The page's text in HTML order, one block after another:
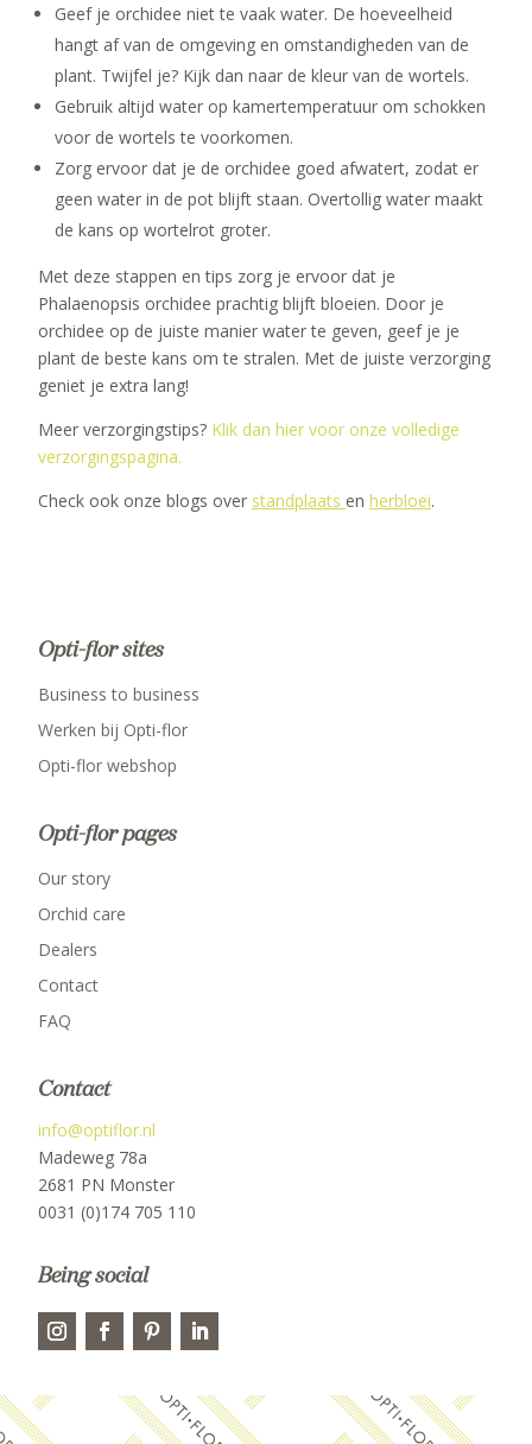
Geef je orchidee niet te vaak water. De hoeveelheid
hangt af van de omgeving en omstandigheden van de
plant. Twijfel je? Kijk dan naar de kleur van de wortels.
Gebruik altijd water op kamertemperatuur om schokken
voor de wortels te voorkomen.
Zorg ervoor dat je de orchidee goed afwatert, zodat er
geen water in de pot blijft staan. Overtollig water maakt
de kans op wortelrot groter.
Met deze stappen en tips zorg je ervoor dat je
Phalaenopsis orchidee prachtig blijft bloeien. Door je
orchidee op de juiste manier water te geven, geef je je
plant de beste kans om te stralen. Met de juiste verzorging
geniet je extra lang!
Meer verzorgingstips? Klik dan hier voor onze volledige
verzorgingspagina.
Check ook onze blogs over standplaats en herbloei.
Opti-flor sites
Business to business
Werken bij Opti-flor
Opti-flor webshop
Opti-flor pages
Our story
Orchid care
Dealers
Contact
FAQ
Contact
info@optiflor.nl
Madeweg 78a
2681 PN Monster
0031 (0)174 705 110
Being social